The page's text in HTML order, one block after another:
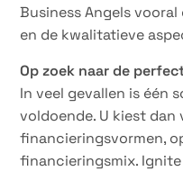
Business Angels
en de kwalitatieve
Op zoek naar de
In veel gevallen is één
voldoende. U kiest
financieringsvormen,
financieringsmix.